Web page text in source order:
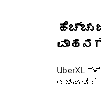
ಹೆಚ್ಚು
UberXL
ಲಭ್ಯವಿದೆ.